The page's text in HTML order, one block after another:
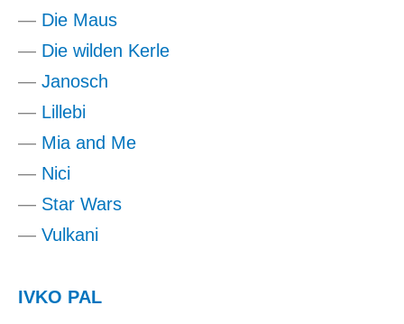
— Die Maus
— Die wilden Kerle
— Janosch
— Lillebi
— Mia and Me
— Nici
— Star Wars
— Vulkani
IVKO PAL